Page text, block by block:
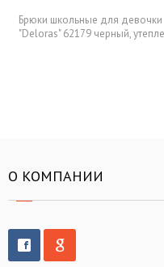
Брюки школьные для девочки
"Deloras" 62179 черный,
О КОМПАНИИ